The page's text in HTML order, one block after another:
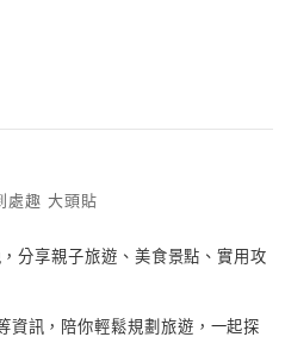
分享親子旅遊、美食景點、實用攻
資訊，陪你輕鬆規劃旅遊，一起探